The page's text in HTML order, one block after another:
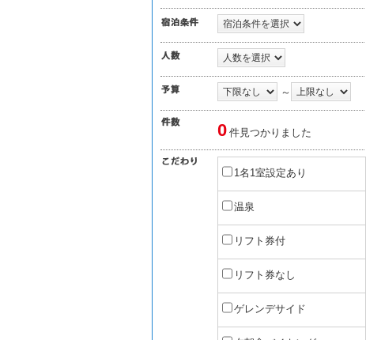
～
0 件見つかりました
1名1室設定あり
温泉
リフト券付
リフト券なし
ゲレンデサイド